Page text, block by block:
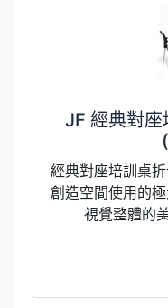
JF 經典對
經典對座培訓桌
創造空間使用的
視覺整體的